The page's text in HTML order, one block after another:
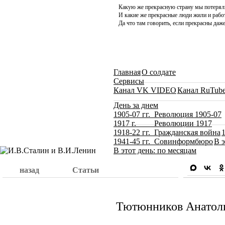
Какую же прекрасную страну мы
И какие же прекрасные люди жили и
Да что там говорить, если прекрасны
ГлавнаяО солдате
Сервисы
Канал VK VIDEOКанал
День за днем
1905-07 гг. Революция 1905-07
1917 г. Революции 1917
1918-22 гг. Гражданская война
1941-45 гг. СовинформбюроВ
В этот день: по месяцам
назад Статьи
Тютюнников